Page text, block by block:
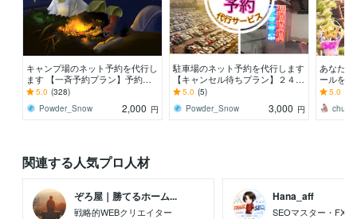
キャンプ場のネット予約を代行し
ます 【一斉予約プラン】予約受
付スタート時刻ピッタリに予約し
5.0 (328)
Powder_Snow
2,000 円
駐車場のネット予約を代行します
【キャンセル待ちプラン】２４時
間常に空き状態をチェックします
5.0 (5)
Powder_Snow
3,000 円
あなた
ールを
もっと
適なプ
5.0
関連する人気プロ人材
ぞろ屋｜勝てるホーム...
戦略的WEBクリエイター
Hana_aff
SEOマスター・FX